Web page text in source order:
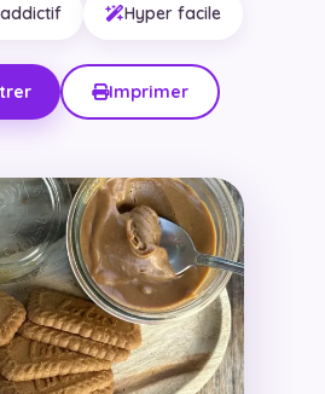
Hyper facile
Imprimer